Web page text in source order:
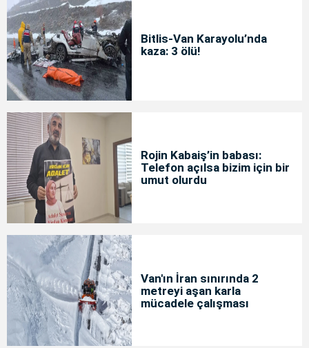
Bitlis-Van Karayolu’nda
kaza: 3 ölü!
Rojin Kabaiş’in babası:
Telefon açılsa bizim için bir
umut olurdu
Van'ın İran sınırında 2
metreyi aşan karla
mücadele çalışması